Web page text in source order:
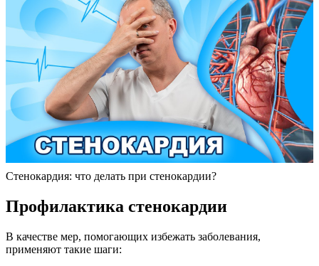
Стенокардия: что делать при стенокардии?
Профилактика стенокардии
В качестве мер, помогающих избежать заболевания,
применяют такие шаги: